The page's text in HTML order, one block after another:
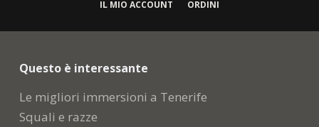
IL MIO ACCOUNT ORDINI
Questo è interessante
Le migliori immersioni a Tenerife
Squali e razze